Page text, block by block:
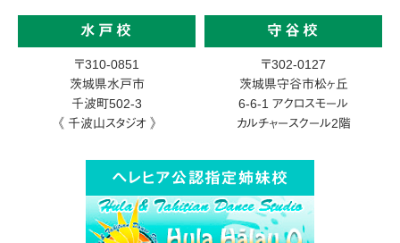
水戸校
〒310-0851
茨城県水戸市
千波町502-3
《 千波山スタジオ 》
守谷校
〒302-0127
茨城県守谷市松ヶ丘
6-6-1 アクロスモール
カルチャースクール2階